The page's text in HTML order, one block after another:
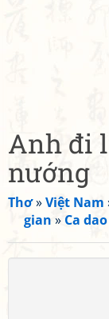
Anh đi
nướng
Thơ»Việt Nam
gian » Ca dao